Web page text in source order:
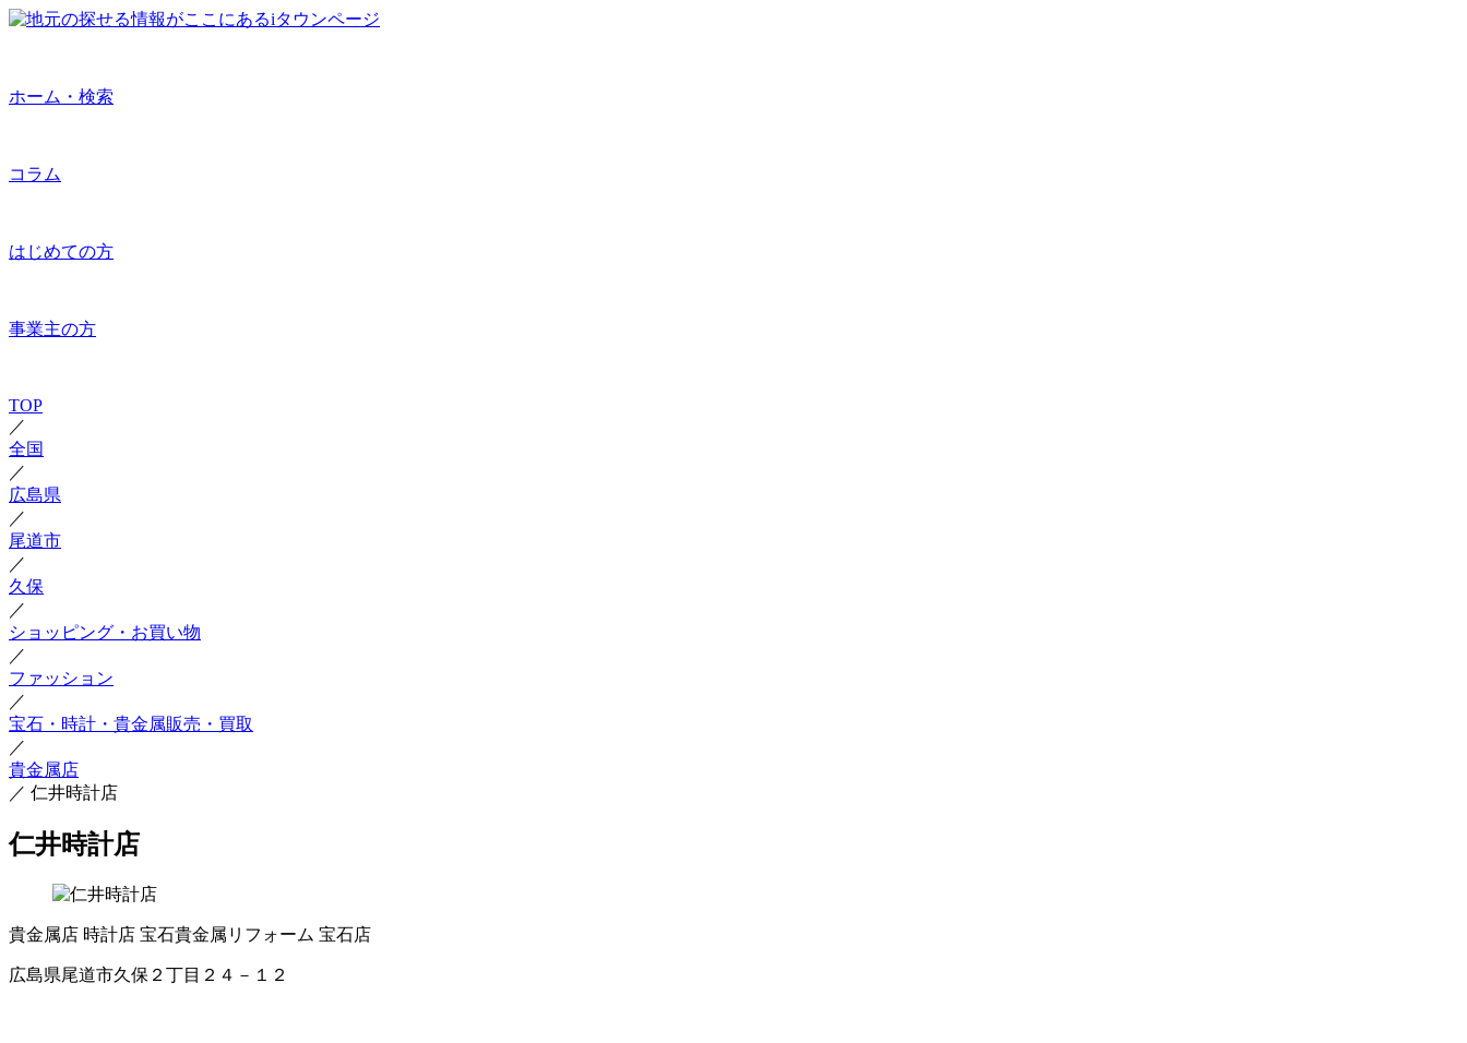
ホーム・検索
コラム
はじめての方
事業主の方
TOP
／
全国
／
広島県
／
尾道市
／
久保
／
ショッピング・お買い物
／
ファッション
／
宝石・時計・貴金属販売・買取
／
貴金属店
／ 仁井時計店
仁井時計店
貴金属店 時計店 宝石貴金属リフォーム 宝石店
広島県尾道市久保２丁目２４－１２